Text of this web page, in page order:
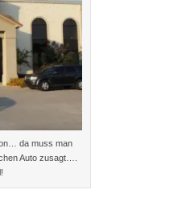
da muss man
Auto zusagt….